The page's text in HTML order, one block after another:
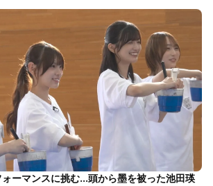
ーマンスに挑む…頭から墨を被った池田瑛